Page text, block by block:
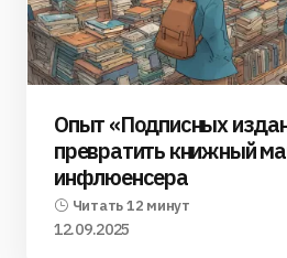
Опыт «Подписных
превратить книжный
инфлюенсера
Читать 12 минут
12.09.2025